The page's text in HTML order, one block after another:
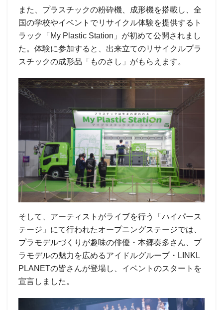
また、プラスチックの粉砕機、成形機を搭載し、全
国の学校やイベントでリサイクル体験を提供するト
ラック「My Plastic Station」が初めて公開されまし
た。体験に参加すると、出来立てのリサイクルプラ
スチックの成形品「ものさし」がもらえます。
そして、アーティストがライブを行う「ハイパース
テージ」にて行われたオープニングステージでは、
プラモデルづくりが趣味の俳優・本郷奏多さん、プ
ラモデルの魅力を広めるアイドルグループ・LINKL
PLANETの皆さんが登場し、イベントのスタートを
宣言しました。